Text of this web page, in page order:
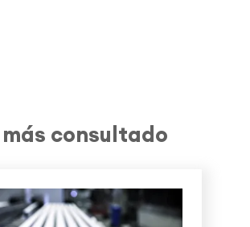
más consultado